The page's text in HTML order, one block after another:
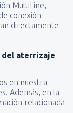
MultiLine,
conexión
directamente
del aterrizaje
en nuestra
Además, en la
relacionada